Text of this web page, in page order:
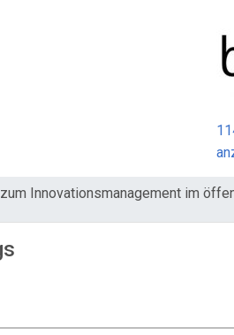
Innovationsmanagement im